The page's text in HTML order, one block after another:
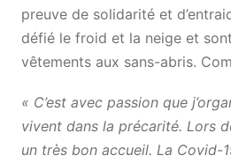
preuve de solidarité et
défié le froid et la neige et
vêtements aux sans-abris.
« C’est avec passion que
vivent dans la précarité. Lors
un très bon accueil. La Covid-